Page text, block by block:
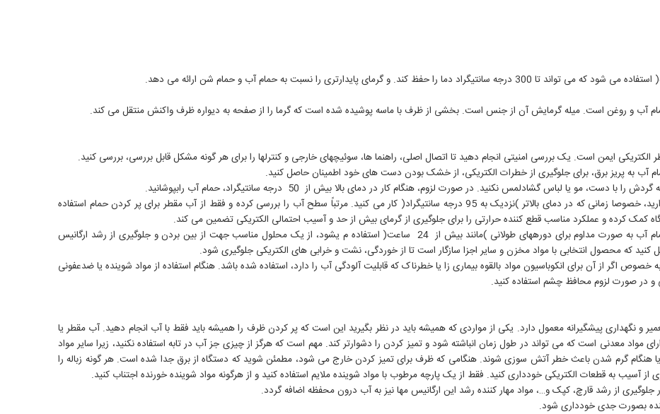
و گرمای پایدارتری را نسبت به حمام آب و حمام شن ارائه می دهد.
حمام آب و روغن است. میله گرمایش آن از جنس است. بخشی از ظرف با ماسه پوشیده شده است که گرما را از صفحه به دیواره ظرف واکنش منتقل می کند.
الکتریکی ایمن است. یک بررسی امنیتی انجام دهید تا اتصال اصلی، راهنما ها، سوئیچهای خارجی و کنترلها را برای هر گونه مشکل قابل بررسی، بررسی کنید.
آب به پریز برق، برای جلوگیری از خطرات الکتریکی، از خشک بودن دست های خود اطمینان حاصل کنید.
یا لباس گشادلمس نکنید. در صورت لزوم، هنگام کار در دمای بالا بیش از 50 درجه سانتیگراد، حمام آب رابپوشانید.
سطح آب مناسب را حفظ کنید: آب را در سطح مناسب نگه دارید، خصوصا زمانی که در دمای بالاتر )نزدیک به 95 درجه سانتیگراد( کار می کنید. مرتباً سطح آب را بررسی کرده و فقط از آب مقطر برای پر کردن حمام استفاده
کمک کرده و عملکرد مناسب قطع کننده حرارتی را برای جلوگیری از گرمای بیش از حد و آسیب احتمالی الکتریکی تضمین می کند.
از جلب ککشها/ قارچکشها/ باکتر ی کشها استفاده کنید: اگر حمام آب به صورت مداوم برای دورههای طولانی )مانند بیش از 24 ساعت( استفاده م یشود، از یک محلول مناسب جهت از بین بردن و جلوگیری از رشد ارگانیس
کنید که محصول انتخابی با مواد مخزن و سایر اجزا سازگار است تا از خوردگی، نشت و خرابی های الکتریکی جلوگیری شود.
خصوص اگر از آن برای انکوباسیون مواد بالقوه بیماری زا یا خطرناک که قابلیت آلودگی آب را دارد، استفاده شده باشد. هنگام استفاده از مواد شوینده یا ضدعفونی
و در صورت لزوم محافظ چشم استفاده کنید.
و نگهداری پیشگیرانه معمول دارد. یکی از مواردی که همیشه باید در نظر بگیرید این است که پر کردن ظرف را همیشه باید فقط با آب انجام دهید. آب مقطر یا
مواد معدنی است که می تواند در طول زمان انباشته شود و تمیز کردن را دشوارتر کند. مهم است که هرگز از چیزی جز آب در تابه استفاده نکنید، زیرا سایر مواد
یا هنگام گرم شدن باعث خطر آتش سوزی شوند. هنگامی که ظرف برای تمیز کردن خارج می شود، مطمئن شوید که دستگاه از برق جدا شده است. هر گونه زباله را
از آسیب به قطعات الکتریکی خودداری کنید. فقط از یک پارچه مرطوب با مواد شوینده ملایم استفاده کنید و از هرگونه مواد شوینده خورنده اجتناب کنید.
از رشد قارچ، کپک و…، مواد مهار کننده رشد این ارگانیس مها نیز به آب درون محفظه اضافه گردد.
بصورت جدی خودداری شود.